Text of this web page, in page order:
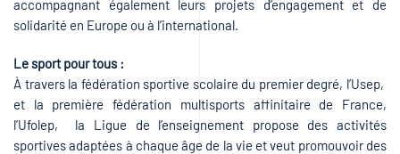
accompagnant également leurs projets d’engagement et de
solidarité en Europe ou à l’international.
Le sport pour tous :
À travers la fédération sportive scolaire du premier degré, l’Usep,
et la première fédération multisports affinitaire de France,
l’Ufolep, la Ligue de l’enseignement propose des activités
sportives adaptées à chaque âge de la vie et veut promouvoir des